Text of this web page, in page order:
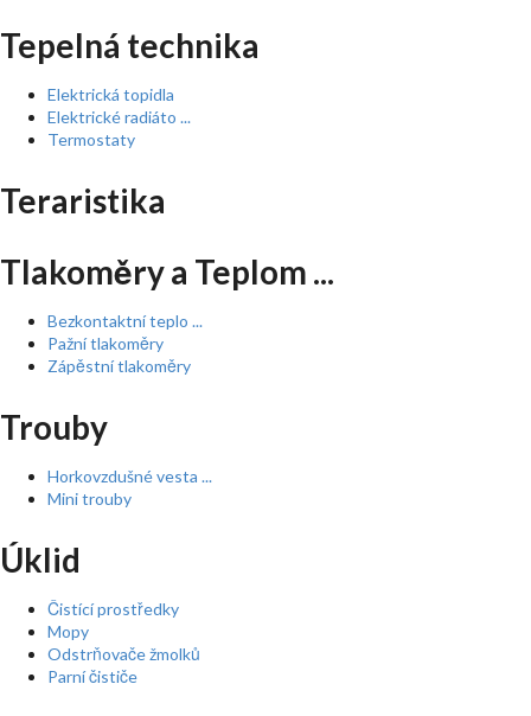
Tepelná technika
Elektrická topidla
Elektrické radiáto ...
Termostaty
Teraristika
Tlakoměry a Teplom ...
Bezkontaktní teplo ...
Pažní tlakoměry
Zápěstní tlakoměry
Trouby
Horkovzdušné vesta ...
Mini trouby
Úklid
Čistící prostředky
Mopy
Odstrňovače žmolků
Parní čističe